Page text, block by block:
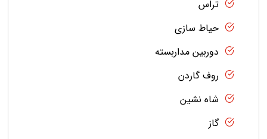
تراس
حیاط سازی
دوربین مداربسته
روف گاردن
شاه نشین
گاز